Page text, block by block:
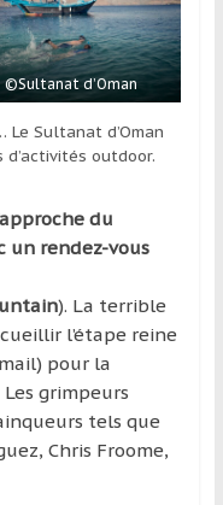
©Sultanat d’Oman
Sultanat d’Oman
outdoor.
du
un rendez-vous
). La terrible
l’étape reine
pour la
grimpeurs
tels que
Chris Froome,